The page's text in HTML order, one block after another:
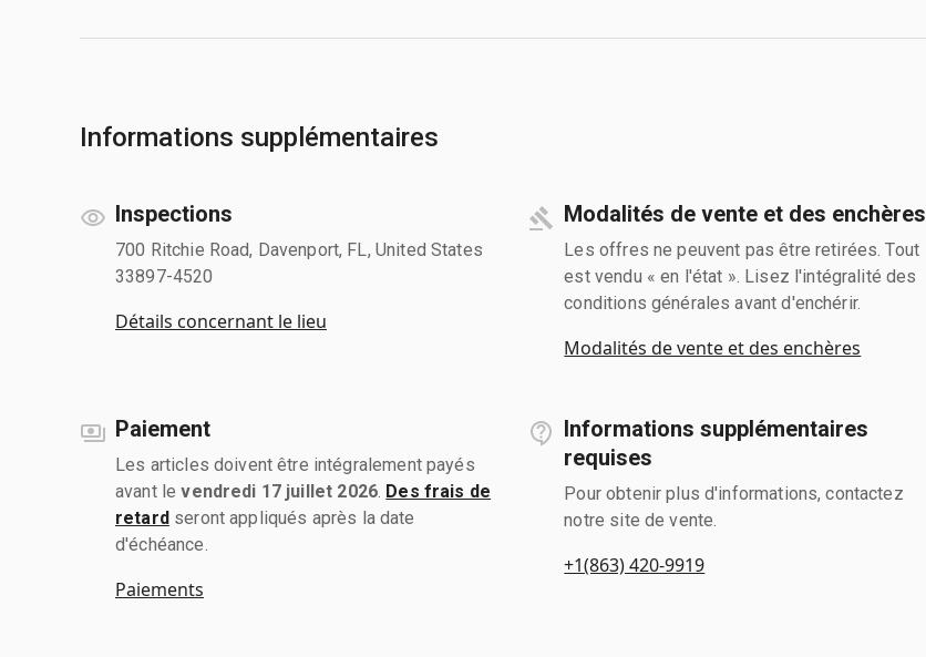
Informations supplémentaires
Inspections
700 Ritchie Road, Davenport, FL, United States
33897-4520
Détails concernant le lieu
Modalités de vente et des enchères
Les offres ne peuvent pas être retirées. Tout
est vendu « en l'état ». Lisez l'intégralité des
conditions générales avant d'enchérir.
Modalités de vente et des enchères
Paiement
Les articles doivent être intégralement payés
avant levendredi 17 juillet 2026. Des frais de
retardseront appliqués après la date
d'échéance.
Paiements
Informations supplémentaires
requises
Pour obtenir plus d'informations, contactez
notre site de vente.
+1(863) 420-9919